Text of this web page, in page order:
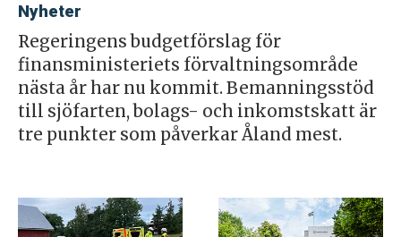
Nyheter
Regeringens budgetförslag för
finansministeriets förvaltningsområde
nästa år har nu kommit. Bemanningsstöd
till sjöfarten, bolags- och inkomstskatt är
tre punkter som påverkar Åland mest.